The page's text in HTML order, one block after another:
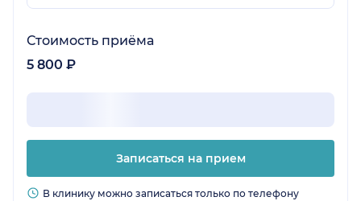
Стоимость приёма
5 800 ₽
Записаться на прием
В клинику можно записаться только по телефону